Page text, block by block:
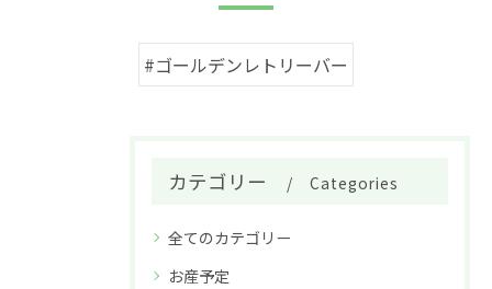
#ゴールデンレトリーバー
カテゴリー Categories
全てのカテゴリー
お産予定